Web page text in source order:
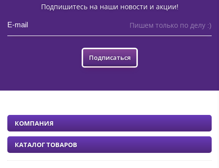
Подпишитесь на наши новости и акции!
Пишем только по делу :)
Подписаться
КОМПАНИЯ
КАТАЛОГ ТОВАРОВ